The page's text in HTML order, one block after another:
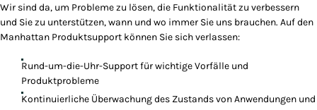
Wir sind da, um Probleme zu lösen, die Funktionalität zu verbessern
und Sie zu unterstützen, wann und wo immer Sie uns brauchen. Auf den
Manhattan Produktsupport können Sie sich verlassen:
Rund-um-die-Uhr-Support für wichtige Vorfälle und
Produktprobleme
Kontinuierliche Überwachung des Zustands von Anwendungen und